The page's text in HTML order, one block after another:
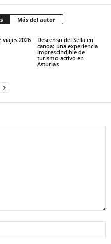
Más del autor
viajes 2026
Descenso del Sella en
canoa: una experiencia
imprescindible de
turismo activo en
Asturias